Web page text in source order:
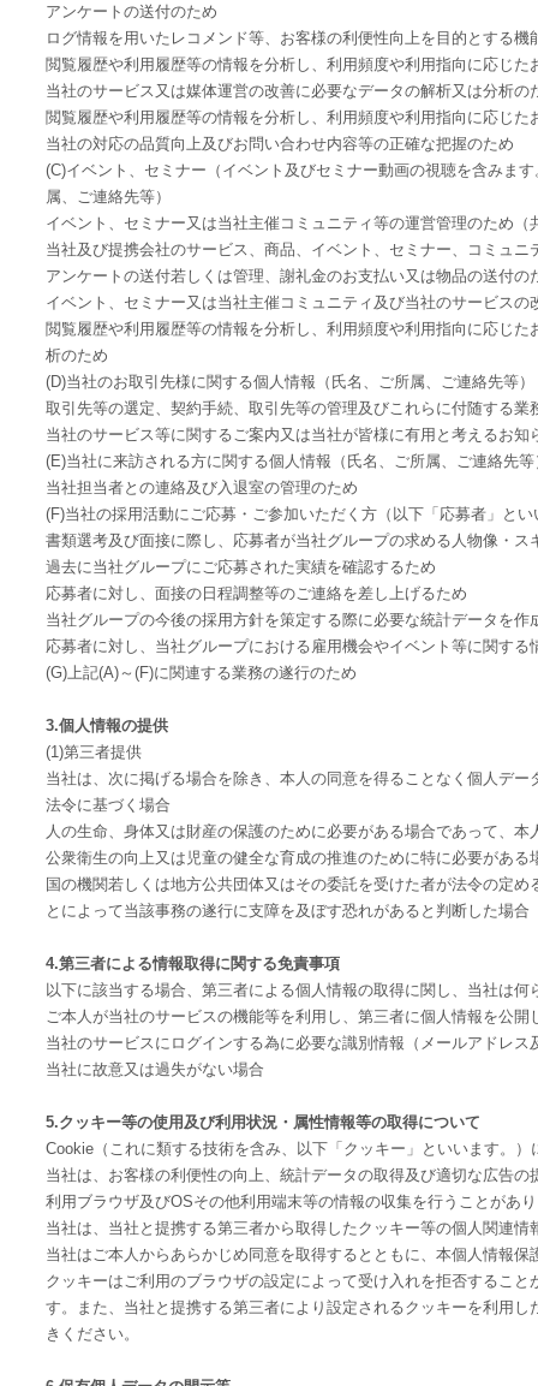
アンケートの送付のため
ログ情報を用いたレコメンド等、お客様の利便性向上を目的とする機
閲覧履歴や利用履歴等の情報を分析し、利用頻度や利用指向に応じ
当社のサービス又は媒体運営の改善に必要なデータの解析又は分析の
閲覧履歴や利用履歴等の情報を分析し、利用頻度や利用指向に応じ
当社の対応の品質向上及びお問い合わせ内容等の正確な把握のため
(C)イベント、セミナー（イベント及びセミナー動画の視聴を含みま
属、ご連絡先等）
イベント、セミナー又は当社主催コミュニティ等の運営管理のため
当社及び提携会社のサービス、商品、イベント、セミナー、コミュニ
アンケートの送付若しくは管理、謝礼金のお支払い又は物品の送付の
イベント、セミナー又は当社主催コミュニティ及び当社のサービス
閲覧履歴や利用履歴等の情報を分析し、利用頻度や利用指向に応じ
析のため
(D)当社のお取引先様に関する個人情報（氏名、ご所属、ご連絡先等）
取引先等の選定、契約手続、取引先等の管理及びこれらに付随する業
当社のサービス等に関するご案内又は当社が皆様に有用と考えるお知
(E)当社に来訪される方に関する個人情報（氏名、ご所属、ご連絡先等
当社担当者との連絡及び入退室の管理のため
(F)当社の採用活動にご応募・ご参加いただく方（以下「応募者」と
書類選考及び面接に際し、応募者が当社グループの求める人物像・
過去に当社グループにご応募された実績を確認するため
応募者に対し、面接の日程調整等のご連絡を差し上げるため
当社グループの今後の採用方針を策定する際に必要な統計データを作
応募者に対し、当社グループにおける雇用機会やイベント等に関する
(G)上記(A)～(F)に関連する業務の遂行のため
3.個人情報の提供
(1)第三者提供
当社は、次に掲げる場合を除き、本人の同意を得ることなく個人デー
法令に基づく場合
人の生命、身体又は財産の保護のために必要がある場合であって、
公衆衛生の向上又は児童の健全な育成の推進のために特に必要があ
国の機関若しくは地方公共団体又はその委託を受けた者が法令の定
とによって当該事務の遂行に支障を及ぼす恐れがあると判断した場合
4.第三者による情報取得に関する免責事項
以下に該当する場合、第三者による個人情報の取得に関し、当社は何
ご本人が当社のサービスの機能等を利用し、第三者に個人情報を公開
当社のサービスにログインする為に必要な識別情報（メールアドレ
当社に故意又は過失がない場合
5.クッキー等の使用及び利用状況・属性情報等の取得について
Cookie（これに類する技術を含み、以下「クッキー」といいます。
当社は、お客様の利便性の向上、統計データの取得及び適切な広告
利用ブラウザ及びOSその他利用端末等の情報の収集を行うことがあ
当社は、当社と提携する第三者から取得したクッキー等の個人関連
当社はご本人からあらかじめ同意を取得するとともに、本個人情報
クッキーはご利用のブラウザの設定によって受け入れを拒否するこ
す。また、当社と提携する第三者により設定されるクッキーを利用
きください。